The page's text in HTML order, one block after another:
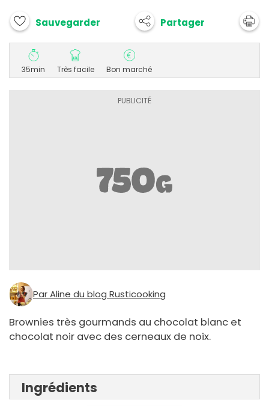
Sauvegarder Partager
35min Très facile Bon marché
Par Aline du blog Rusticooking
Brownies très gourmands au chocolat blanc et
chocolat noir avec des cerneaux de noix.
Ingrédients